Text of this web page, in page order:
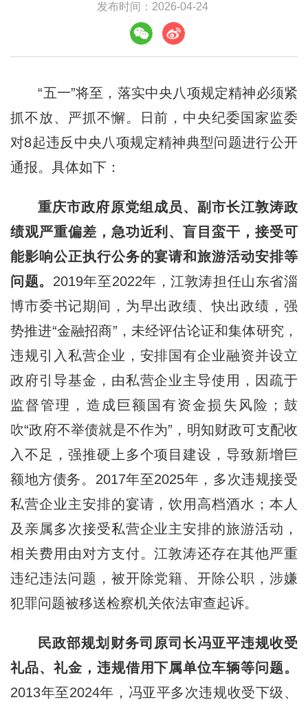
发布时间：2026-04-24
“五一”将至，落实中央八项规定精神必须紧
抓不放、严抓不懈。日前，中央纪委国家监委
对8起违反中央八项规定精神典型问题进行公开
通报。具体如下：
重庆市政府原党组成员、副市长江敦涛政
绩观严重偏差，急功近利、盲目蛮干，接受可
能影响公正执行公务的宴请和旅游活动安排等
问题。 2019年至2022年，江敦涛担任山东省淄
博市委书记期间，为早出政绩、快出政绩，强
势推进“金融招商”，未经评估论证和集体研究，
违规引入私营企业，安排国有企业融资并设立
政府引导基金，由私营企业主导使用，因疏于
监督管理，造成巨额国有资金损失风险；鼓
吹“政府不举债就是不作为”，明知财政可支配收
入不足，强推硬上多个项目建设，导致新增巨
额地方债务。2017年至2025年，多次违规接受
私营企业主安排的宴请，饮用高档酒水；本人
及亲属多次接受私营企业主安排的旅游活动，
相关费用由对方支付。江敦涛还存在其他严重
违纪违法问题，被开除党籍、开除公职，涉嫌
犯罪问题被移送检察机关依法审查起诉。
民政部规划财务司原司长冯亚平违规收受
礼品、礼金，违规借用下属单位车辆等问题。
2013年至2024年，冯亚平多次违规收受下级、